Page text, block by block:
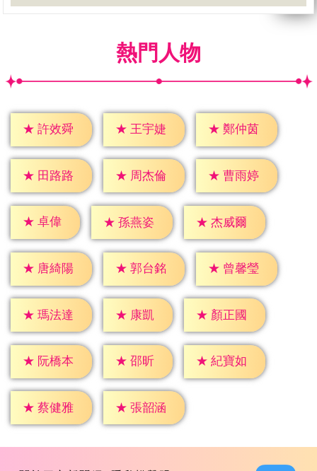
熱門人物
★ 許效舜 ★ 王宇婕 ★ 鄭仲茵
★ 田路路 ★ 周杰倫 ★ 曹雨婷
★ 卓偉 ★ 孫燕姿 ★ 杰威爾
★ 唐綺陽 ★ 郭台銘 ★ 曾馨瑩
★ 瑪法達 ★ 康凱 ★ 顏正國
★ 阮橋本 ★ 邵昕 ★ 紀寶如
★ 蔡健雅 ★ 張韶涵